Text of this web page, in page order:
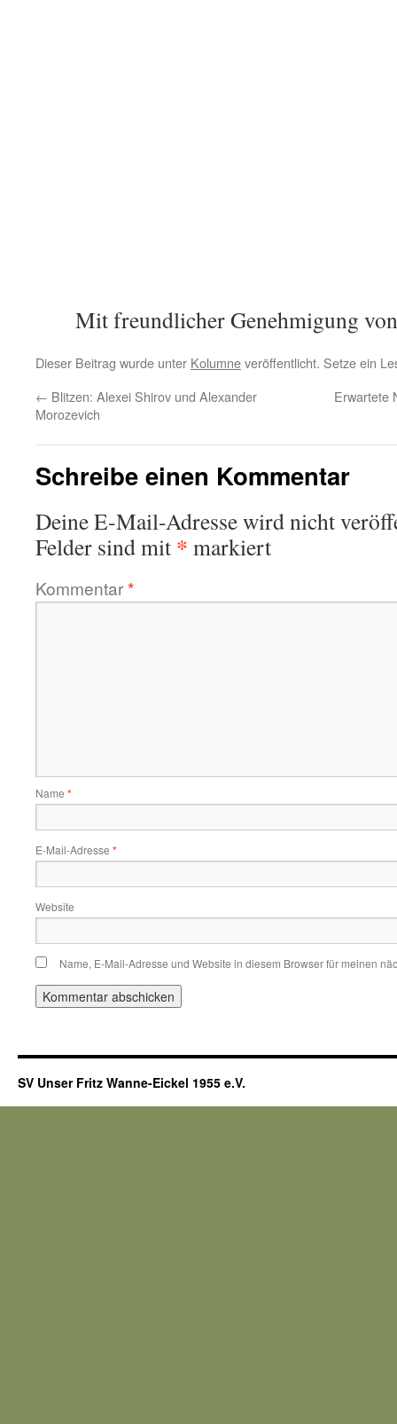
Mit freundlicher Genehmigung
Dieser Beitrag wurde unter Kolumneveröffentlicht. Setze ein
← Blitzen: Alexei Shirov und Alexander
Morozevich
Erwartete
Schreibe einen Kommentar
Deine E-Mail-Adresse wird nicht
Felder sind mit * markiert
Kommentar*
Name *
E-Mail-Adresse *
Website
Name, E-Mail-Adresse und Website in diesem Browser für meinen
SV Unser Fritz Wanne-Eickel 1955 e.V.